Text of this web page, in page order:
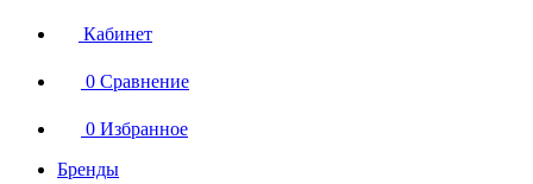
Кабинет
0 Сравнение
0 Избранное
Бренды